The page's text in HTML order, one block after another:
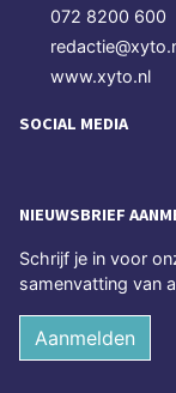
072 8200 600
www.xyto.nl
SOCIAL MEDIA
NIEUWSBRIEF
Schrijf je in voor
samenvatting van
Aanmelden